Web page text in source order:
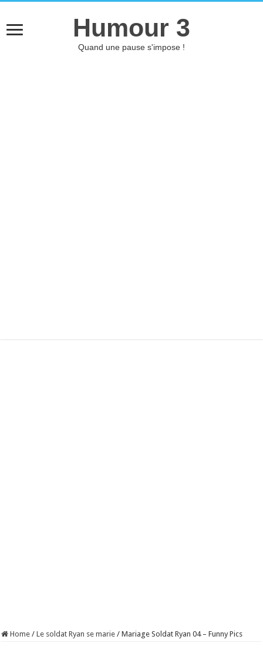
Humour 3
Quand une pause s'impose !
Home / Le soldat Ryan se marie / Mariage Soldat Ryan 04 – Funny Pics